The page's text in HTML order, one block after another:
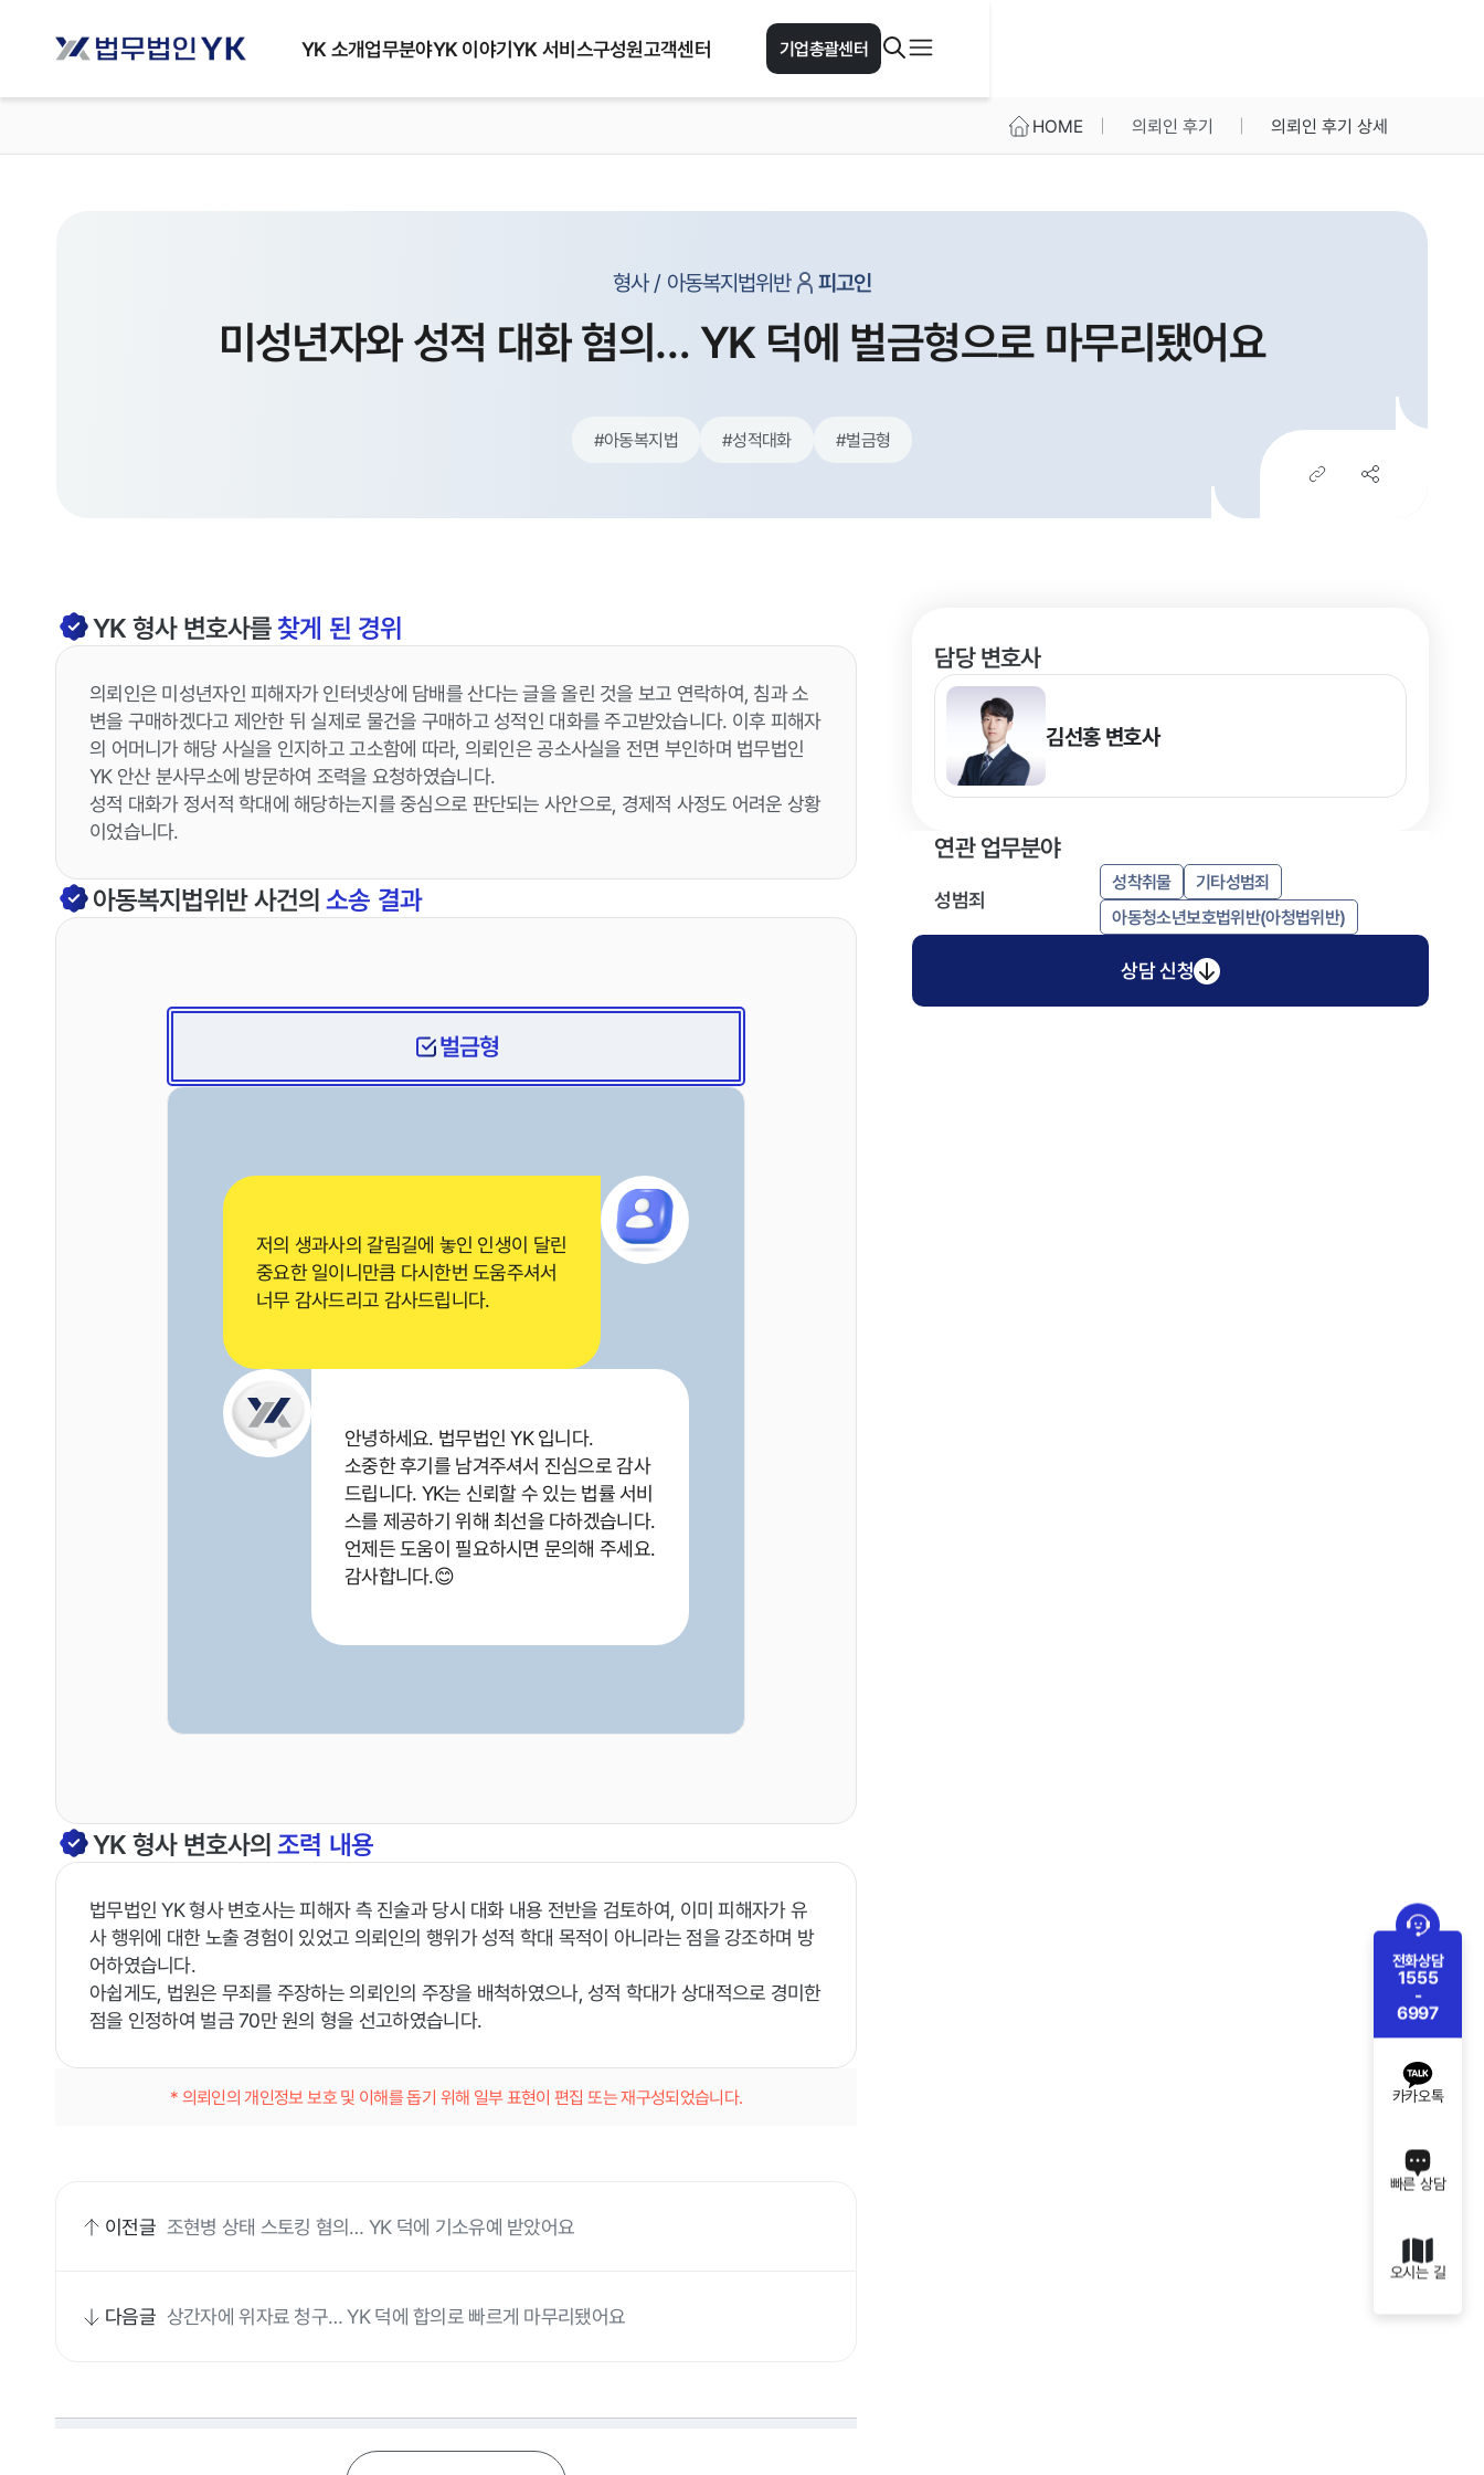
YK 소개업무분야YK 이야기YK 서비스구성원고객센터 기업총괄센터
HOME 의뢰인 후기 의뢰인 후기 상세
형사 / 아동복지법위반 피고인
미성년자와 성적 대화 혐의… YK 덕에 벌금형으로 마무리됐어요
#아동복지법 #성적대화 #벌금형
YK형사변호사를찾게 된 경위
의뢰인은 미성년자인 피해자가 인터넷상에 담배를 산다는 글을 올린 것을 보고 연락하여, 침과 소
변을 구매하겠다고 제안한 뒤 실제로 물건을 구매하고 성적인 대화를 주고받았습니다. 이후 피해자
의 어머니가 해당 사실을 인지하고 고소함에 따라, 의뢰인은 공소사실을 전면 부인하며 법무법인
YK 안산 분사무소에 방문하여 조력을 요청하였습니다.
성적 대화가 정서적 학대에 해당하는지를 중심으로 판단되는 사안으로, 경제적 사정도 어려운 상황
이었습니다.
아동복지법위반사건의소송 결과
벌금형
저의 생과사의 갈림길에 놓인 인생이 달린
중요한 일이니만큼 다시한번 도움주셔서
너무 감사드리고 감사드립니다.
안녕하세요. 법무법인 YK 입니다.
소중한 후기를 남겨주셔서 진심으로 감사
드립니다. YK는 신뢰할 수 있는 법률 서비
스를 제공하기 위해 최선을 다하겠습니다.
언제든 도움이 필요하시면 문의해 주세요.
감사합니다.😊
YK형사변호사의조력 내용
법무법인 YK 형사 변호사는 피해자 측 진술과 당시 대화 내용 전반을 검토하여, 이미 피해자가 유
사 행위에 대한 노출 경험이 있었고 의뢰인의 행위가 성적 학대 목적이 아니라는 점을 강조하며 방
어하였습니다.
아쉽게도, 법원은 무죄를 주장하는 의뢰인의 주장을 배척하였으나, 성적 학대가 상대적으로 경미한
점을 인정하여 벌금 70만 원의 형을 선고하였습니다.
* 의뢰인의 개인정보 보호 및 이해를 돕기 위해 일부 표현이 편집 또는 재구성되었습니다.
담당 변호사
김선홍 변호사
연관 업무분야
성범죄
성착취물
기타성범죄
아동청소년보호법위반(아청법위반)
상담 신청
이전글 조현병 상태 스토킹 혐의… YK 덕에 기소유예 받았어요
다음글 상간자에 위자료 청구… YK 덕에 합의로 빠르게 마무리됐어요
전화상담
1555
-
6997
카카오톡
빠른 상담
오시는 길